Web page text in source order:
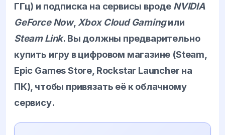
ГГц) и подписка на сервисы вроде NVIDIA
GeForce Now, Xbox Cloud Gamingили
Steam Link. Вы должны предварительно
купить игру в цифровом магазине (Steam,
Epic Games Store, Rockstar Launcher на
ПК), чтобы привязать её к облачному
сервису.